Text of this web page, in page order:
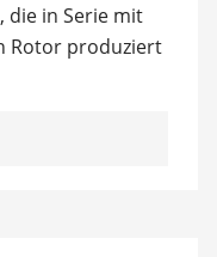
die in Serie mit
Rotor produziert